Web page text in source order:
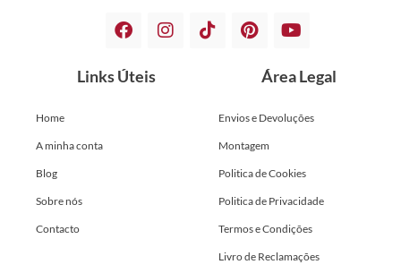
Links Úteis
Home
A minha conta
Blog
Sobre nós
Contacto
Área Legal
Envios e Devoluções
Montagem
Politica de Cookies
Politica de Privacidade
Termos e Condições
Livro de Reclamações